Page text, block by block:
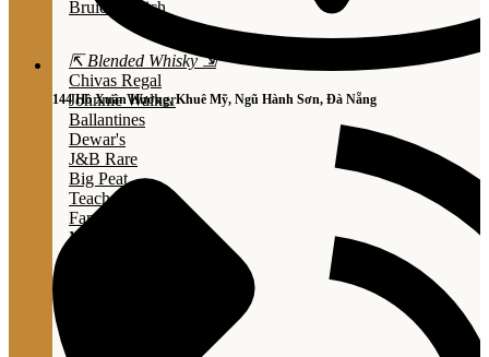
144 Hồ Xuân Hương, Khuê Mỹ, Ngũ Hành Sơn, Đà Nẵng
Bruichladdich
⇱ Blended Whisky ⇲
Chivas Regal
Johnnie Walker
Ballantines
Dewar's
J&B Rare
Big Peat
Teacher's
Famous Grouse
Monkey Shouder